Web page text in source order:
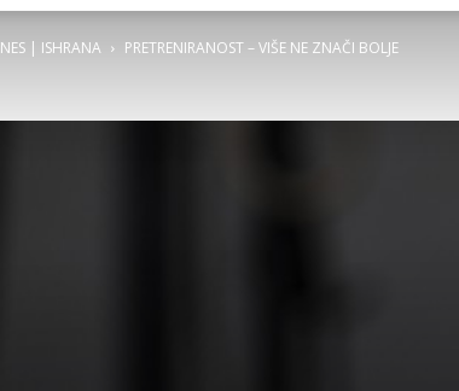
| ISHRANA PRETRENIRANOST – VIŠE NE ZNAČI BOLJE